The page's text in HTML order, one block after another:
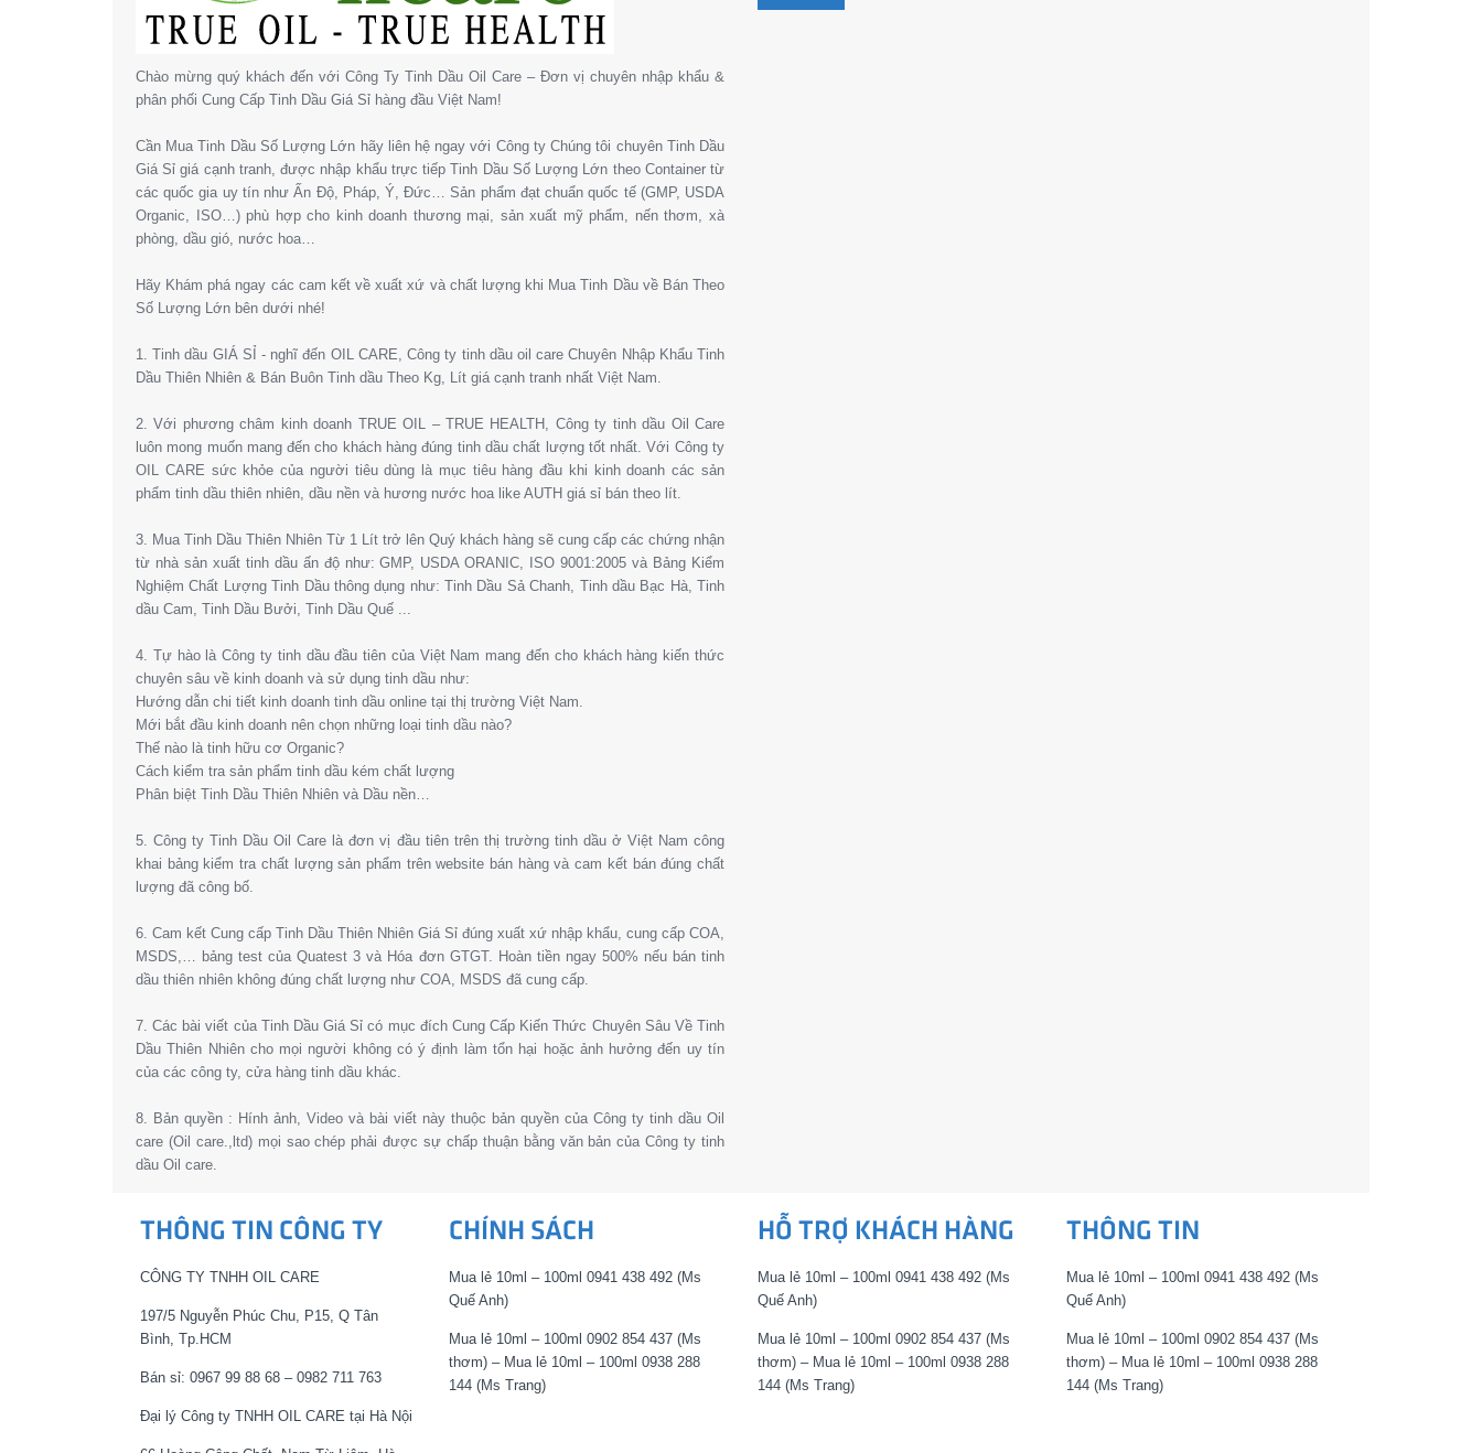
Chào mừng quý khách đến với Công Ty Tinh Dầu Oil Care – Đơn vị chuyên nhập khẩu &
phân phối Cung Cấp Tinh Dầu Giá Sỉ hàng đầu Việt Nam!
Cần Mua Tinh Dầu Số Lượng Lớn hãy liên hệ ngay với Công ty Chúng tôi chuyên Tinh Dầu
Giá Sỉ giá cạnh tranh, được nhập khẩu trực tiếp Tinh Dầu Số Lượng Lớn theo Container từ
các quốc gia uy tín như Ấn Độ, Pháp, Ý, Đức… Sản phẩm đạt chuẩn quốc tế (GMP, USDA
Organic, ISO…) phù hợp cho kinh doanh thương mại, sản xuất mỹ phẩm, nến thơm, xà
phòng, dầu gió, nước hoa…
Hãy Khám phá ngay các cam kết về xuất xứ và chất lượng khi Mua Tinh Dầu về Bán Theo
Số Lượng Lớn bên dưới nhé!
1. Tinh dầu GIÁ SỈ - nghĩ đến OIL CARE, Công ty tinh dầu oil care Chuyên Nhập Khẩu Tinh
Dầu Thiên Nhiên & Bán Buôn Tinh dầu Theo Kg, Lít giá cạnh tranh nhất Việt Nam.
2. Với phương châm kinh doanh TRUE OIL – TRUE HEALTH, Công ty tinh dầu Oil Care
luôn mong muốn mang đến cho khách hàng đúng tinh dầu chất lượng tốt nhất. Với Công ty
OIL CARE sức khỏe của người tiêu dùng là mục tiêu hàng đầu khi kinh doanh các sản
phẩm tinh dầu thiên nhiên, dầu nền và hương nước hoa like AUTH giá sỉ bán theo lít.
3. Mua Tinh Dầu Thiên Nhiên Từ 1 Lít trở lên Quý khách hàng sẽ cung cấp các chứng nhận
từ nhà sản xuất tinh dầu ấn độ như: GMP, USDA ORANIC, ISO 9001:2005 và Bảng Kiểm
Nghiệm Chất Lượng Tinh Dầu thông dụng như: Tinh Dầu Sả Chanh, Tinh dầu Bạc Hà, Tinh
dầu Cam, Tinh Dầu Bưởi, Tinh Dầu Quế ...
4. Tự hào là Công ty tinh dầu đầu tiên của Việt Nam mang đến cho khách hàng kiến thức
chuyên sâu về kinh doanh và sử dụng tinh dầu như:
Hướng dẫn chi tiết kinh doanh tinh dầu online tại thị trường Việt Nam.
Mới bắt đầu kinh doanh nên chọn những loại tinh dầu nào?
Thế nào là tinh hữu cơ Organic?
Cách kiểm tra sản phẩm tinh dầu kém chất lượng
Phân biệt Tinh Dầu Thiên Nhiên và Dầu nền…
5. Công ty Tinh Dầu Oil Care là đơn vị đầu tiên trên thị trường tinh dầu ở Việt Nam công
khai bảng kiểm tra chất lượng sản phẩm trên website bán hàng và cam kết bán đúng chất
lượng đã công bố.
6. Cam kết Cung cấp Tinh Dầu Thiên Nhiên Giá Sỉ đúng xuất xứ nhập khẩu, cung cấp COA,
MSDS,… bảng test của Quatest 3 và Hóa đơn GTGT. Hoàn tiền ngay 500% nếu bán tinh
dầu thiên nhiên không đúng chất lượng như COA, MSDS đã cung cấp.
7. Các bài viết của Tinh Dầu Giá Sỉ có mục đích Cung Cấp Kiến Thức Chuyên Sâu Về Tinh
Dầu Thiên Nhiên cho mọi người không có ý định làm tổn hại hoặc ảnh hưởng đến uy tín
của các công ty, cửa hàng tinh dầu khác.
8. Bản quyền : Hính ảnh, Video và bài viết này thuộc bản quyền của Công ty tinh dầu Oil
care (Oil care.,ltd) mọi sao chép phải được sự chấp thuận bằng văn bản của Công ty tinh
dầu Oil care.
THÔNG TIN CÔNG TY
CÔNG TY TNHH OIL CARE
197/5 Nguyễn Phúc Chu, P15, Q Tân
Bình, Tp.HCM
Bán sỉ: 0967 99 88 68 – 0982 711 763
Đại lý Công ty TNHH OIL CARE tại Hà Nội
CHÍNH SÁCH
Mua lẻ 10ml – 100ml 0941 438 492 (Ms
Quế Anh)
Mua lẻ 10ml – 100ml 0902 854 437 (Ms
thơm) – Mua lẻ 10ml – 100ml 0938 288
144 (Ms Trang)
HỖ TRỢ KHÁCH HÀNG
Mua lẻ 10ml – 100ml 0941 438 492 (Ms
Quế Anh)
Mua lẻ 10ml – 100ml 0902 854 437 (Ms
thơm) – Mua lẻ 10ml – 100ml 0938 288
144 (Ms Trang)
THÔNG TIN
Mua lẻ 10ml – 100ml 0941 438 492 (Ms
Quế Anh)
Mua lẻ 10ml – 100ml 0902 854 437 (Ms
thơm) – Mua lẻ 10ml – 100ml 0938 288
144 (Ms Trang)